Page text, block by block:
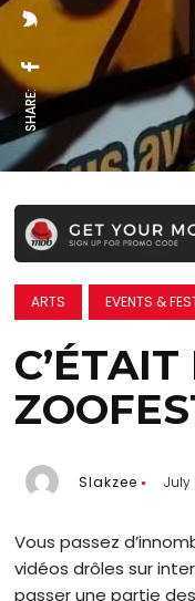
SHARE:
ARTS EVENTS &
Slakzee July
Vous passez
vidéos drôles sur
passer une partie